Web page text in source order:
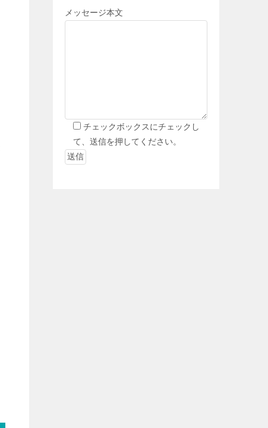
メッセージ本文
チェックボックスにチェックし
て、送信を押してください。